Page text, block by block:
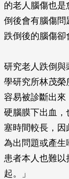
的老人腦傷也
倒後會有腦傷問
跌倒後的腦傷卻
研究老人跌倒
學研究所林茂榮
容易被診斷出
硬腦膜下出血
塞時間較長，
為出問題或產生
患者本人也難以
起。」